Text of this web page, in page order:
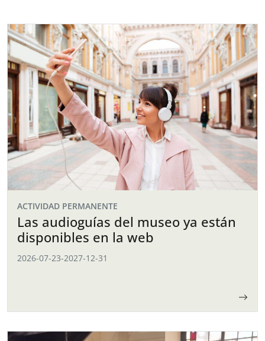
ACTIVIDAD PERMANENTE
Las audioguías del museo ya están
disponibles en la web
2026-07-23-2027-12-31